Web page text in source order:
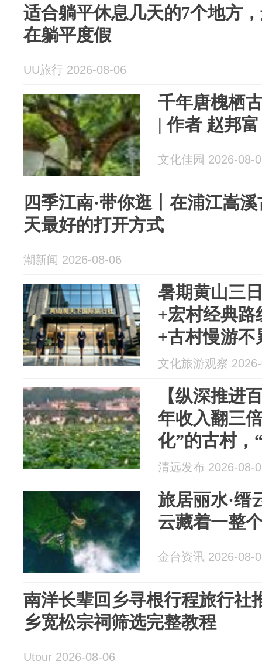
适合躺平休息几天的7个地方
在躺平度假
UU旅行 2026-08-06
千年唐槐栖
| 作者 赵邦富
文化佳园 2026-08-
四季江南·带你逛丨在浦江嵩
天最好的打开方式
潮新闻 2026-08-06
暑期黄山三
+宏村经典路
+古村慢游不
文化旅游观察
【纵深推进
年收入翻三
化”的古村，
清远发布 2026-08-
旅居丽水·缙
云藏着一整
金台资讯 2026-08-
南洋长辈回乡寻根行程旅行社
乡宽松宗祠筛选完整教程
Utour 2026-08-06